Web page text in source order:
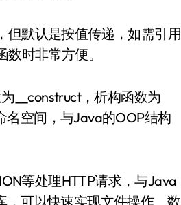
但默认是按值传递，如需引用
时非常方便。
__construct，析构函数为
名空间，与Java的OOP结构
等处理HTTP请求，与Java
，可以快速实现文件操作、数